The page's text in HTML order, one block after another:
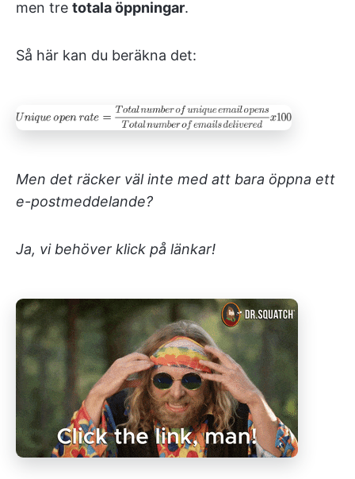
men tre totala öppningar.
Så här kan du beräkna det:
Men det räcker väl inte med att bara öppna ett
e-postmeddelande?
Ja, vi behöver klick på länkar!